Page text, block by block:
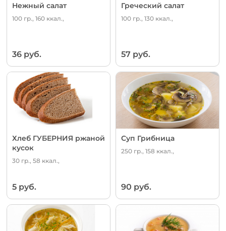
Нежный салат
100 гр., 160 ккал.,
36 руб.
Греческий салат
100 гр., 130 ккал.,
57 руб.
Хлеб ГУБЕРНИЯ ржаной
кусок
30 гр., 58 ккал.,
5 руб.
Суп Грибница
250 гр., 158 ккал.,
90 руб.